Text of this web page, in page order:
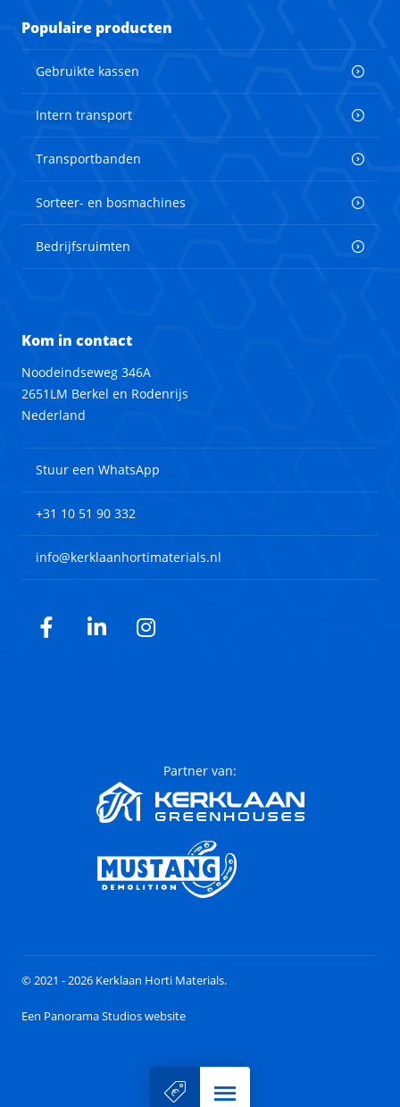
Menu
Populaire producten
Gebruikte kassen
Intern transport
Transportbanden
Sorteer- en bosmachines
Bedrijfsruimten
Kom in contact
Noodeindseweg 346A
2651LM Berkel en Rodenrijs
Nederland
Stuur een WhatsApp
+31 10 51 90 332
info@kerklaanhortimaterials.nl
Facebook
LinkedInInstagram
Partner van:
© 2021 - 2026 Kerklaan Horti Materials.
Een Panorama Studios website